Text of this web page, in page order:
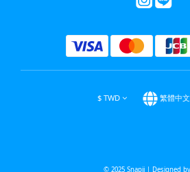
$ TWD 繁體中文
© 2025 Snapii | Designed